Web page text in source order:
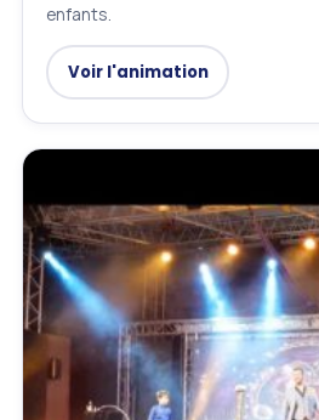
enfants.
Voir l'animation